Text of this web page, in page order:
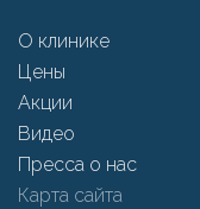
О клинике
Цены
Акции
Видео
Пресса о нас
Карта сайта